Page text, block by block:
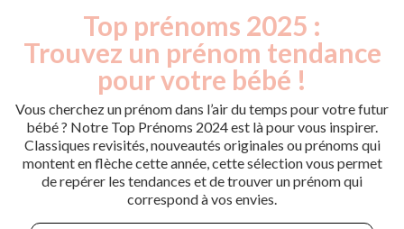
Top prénoms 2025 :
Trouvez un prénom tendance
pour votre bébé !
Vous cherchez un prénom dans l’air du temps pour votre futur
bébé ? Notre Top Prénoms 2024 est là pour vous inspirer.
Classiques revisités, nouveautés originales ou prénoms qui
montent en flèche cette année, cette sélection vous permet
de repérer les tendances et de trouver un prénom qui
correspond à vos envies.